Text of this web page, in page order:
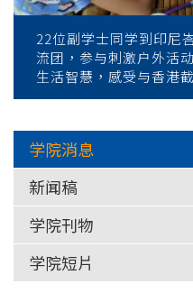
22位副学士同学到印尼
流团，参与刺激户外活
生活智慧，感受与香港
学院消息
新闻稿
学院刊物
学院短片